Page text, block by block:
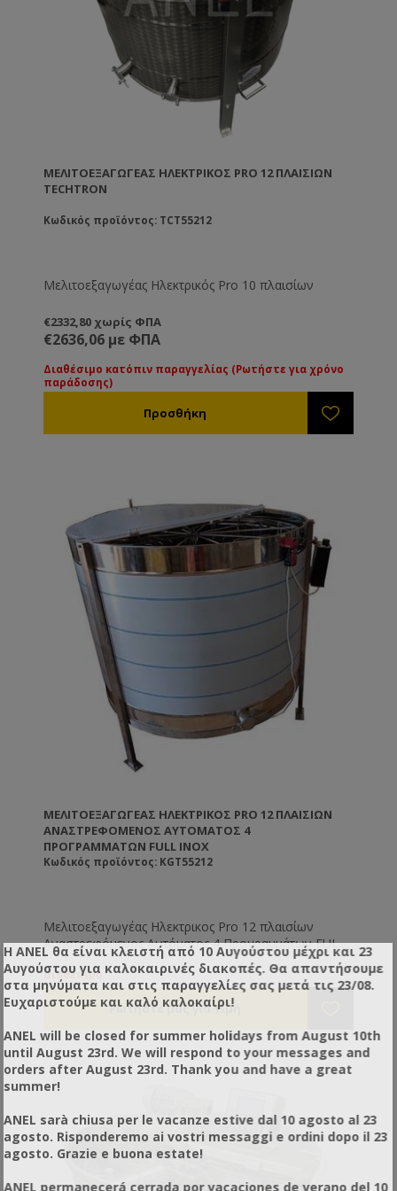
ΜΕΛΙΤΟΕΞΑΓΩΓΈΑΣ ΗΛΕΚΤΡΙΚΌΣ PRO 12 ΠΛΑΙΣΊΩΝ
TECHTRON
Κωδικός προϊόντος: TCT55212
Μελιτοεξαγωγέας Ηλεκτρικός Pro 10 πλαισίων
€2332,80 χωρίς ΦΠΑ
€2636,06 με ΦΠΑ
Διαθέσιμο κατόπιν παραγγελίας (Ρωτήστε για χρόνο
παράδοσης)
ΜΕΛΙΤΟΕΞΑΓΩΓΈΑΣ ΗΛΕΚΤΡΙΚΟΣ PRO 12 ΠΛΑΙΣΊΩΝ
ΑΝΑΣΤΡΕΦΌΜΕΝΟΣ ΑΥΤΌΜΑΤΟΣ 4
ΠΡΟΓΡΑΜΜΆΤΩΝ FULL INOX
Κωδικός προϊόντος: KGT55212
Μελιτοεξαγωγέας Ηλεκτρικος Pro 12 πλαισίων
Αναστρεφόμενος Αυτόματος 4 Προγραμμάτων FULL
INOX
Διαθέσιμο
Η ANEL θα είναι κλειστή από 10 Αυγούστου μέχρι και 23
Αυγούστου για καλοκαιρινές διακοπές. Θα απαντήσουμε
στα μηνύματα και στις παραγγελίες σας μετά τις 23/08.
Ευχαριστούμε και καλό καλοκαίρι!
ANEL will be closed for summer holidays from August 10th
until August 23rd. We will respond to your messages and
orders after August 23rd. Thank you and have a great
summer!
ANEL sarà chiusa per le vacanze estive dal 10 agosto al 23
agosto. Risponderemo ai vostri messaggi e ordini dopo il 23
agosto. Grazie e buona estate!
ANEL permanecerá cerrada por vacaciones de verano del 10